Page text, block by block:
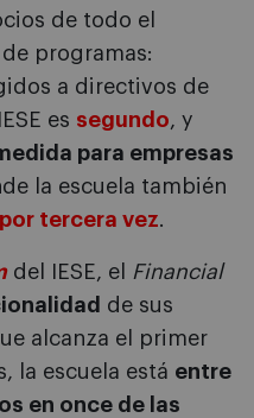
de todo el
programas:
a directivos de
es segundo, y
para empresas
la escuela también
tercera vez.
del IESE, el
Financial
de sus
alcanza el primer
la escuela está entre
en once de las